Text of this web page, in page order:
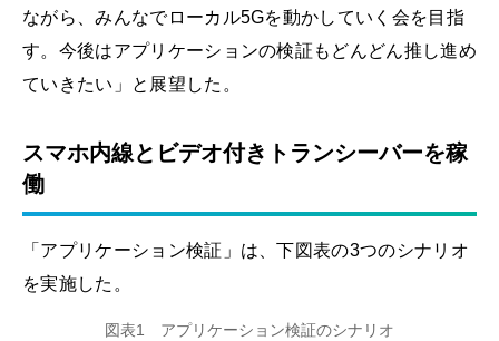
ながら、みんなでローカル5Gを動かしていく会を目指
す。今後はアプリケーションの検証もどんどん推し進め
ていきたい」と展望した。
スマホ内線とビデオ付きトランシーバーを稼
働
「アプリケーション検証」は、下図表の3つのシナリオ
を実施した。
図表1 アプリケーション検証のシナリオ